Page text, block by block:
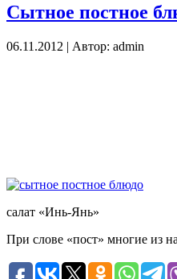
Сытное постное
06.11.2012 | Автор: admin
салат «Инь-Янь»
При слове «пост» многие из